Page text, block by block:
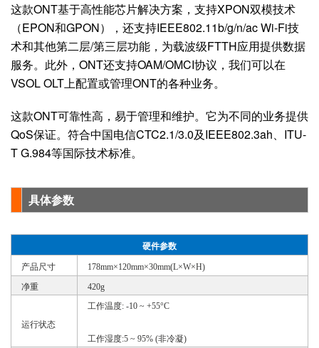
这款ONT基于高性能芯片解决方案，支持XPON双模技术
（EPON和GPON），还支持IEEE802.11b/g/n/ac Wi-Fi技
术和其他第二层/第三层功能，为载波级FTTH应用提供数据
服务。此外，ONT还支持OAM/OMCI协议，我们可以在
VSOL OLT上配置或管理ONT的各种业务。
这款ONT可靠性高，易于管理和维护。它为不同的业务提供
QoS保证。符合中国电信CTC2.1/3.0及IEEE802.3ah、ITU-
T G.984等国际技术标准。
具体参数
硬件参数
产品尺寸
178mm×120mm×30mm(L×W×H)
净重
420g
运行状态
工作温度: -10 ~ +55°C
工作湿度:5 ~ 95% (非冷凝)